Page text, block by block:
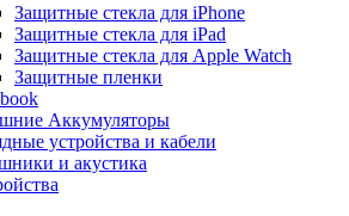
Защитные стекла для iPhone
Защитные стекла для iPad
Защитные стекла для Apple Watch
Защитные пленки
Аккумуляторы
устройства и кабели
и акустика